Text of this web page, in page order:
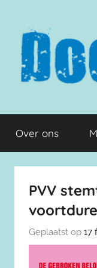
inhoud
springen
Over ons
PVV
Geplaatst op 17